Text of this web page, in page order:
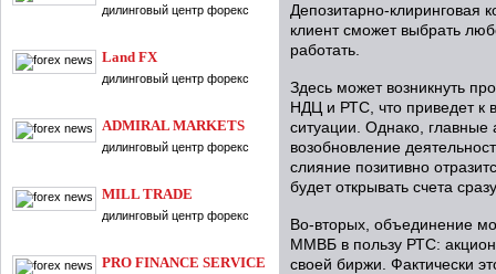
дилинговый центр форекс
Land FX
дилинговый центр форекс
ADMIRAL MARKETS
дилинговый центр форекс
MILL TRADE
дилинговый центр форекс
PRO FINANCE SERVICE
Депозитарно-клиринговая
клиент сможет выбрать
работать.
Здесь может возникнуть
НДЦ и РТС, что приведет к
ситуации. Однако,
возобновление
слияние позитивно
будет открывать счета
Во-вторых, объединение
ММВБ в пользу РТС:
своей биржи. Фактически